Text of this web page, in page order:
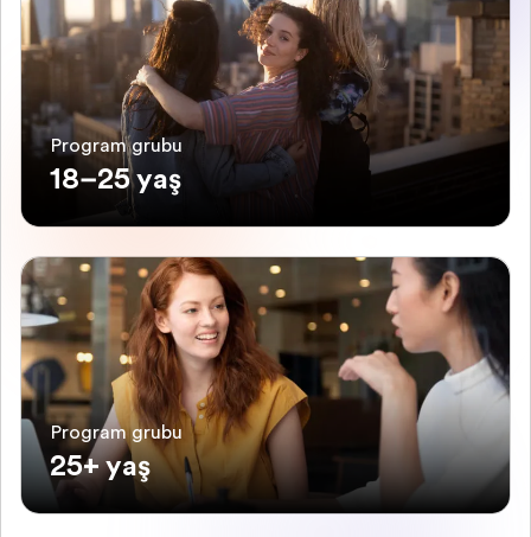
Program grubu
18–25 yaş
Program grubu
25+ yaş